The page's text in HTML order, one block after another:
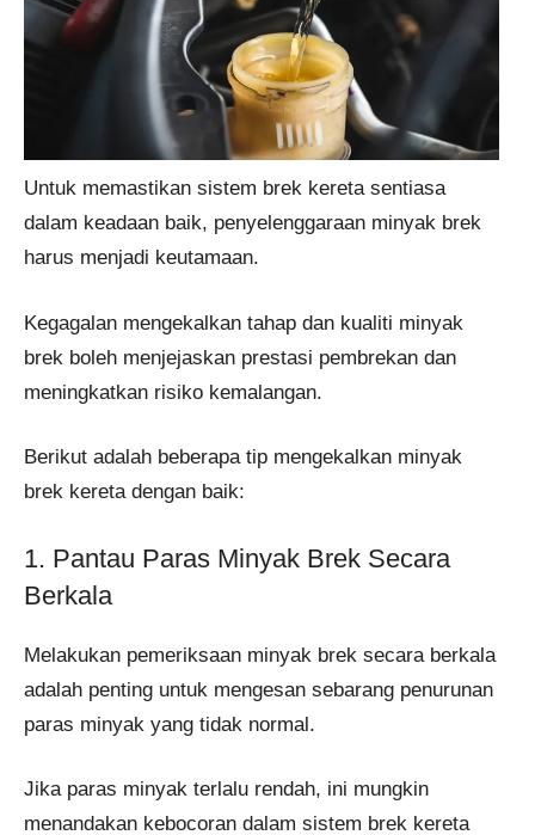
Untuk memastikan sistem brek kereta sentiasa
dalam keadaan baik, penyelenggaraan minyak brek
harus menjadi keutamaan.
Kegagalan mengekalkan tahap dan kualiti minyak
brek boleh menjejaskan prestasi pembrekan dan
meningkatkan risiko kemalangan.
Berikut adalah beberapa tip mengekalkan minyak
brek kereta dengan baik:
1. Pantau Paras Minyak Brek Secara
Berkala
Melakukan pemeriksaan minyak brek secara berkala
adalah penting untuk mengesan sebarang penurunan
paras minyak yang tidak normal.
Jika paras minyak terlalu rendah, ini mungkin
menandakan kebocoran dalam sistem brek kereta